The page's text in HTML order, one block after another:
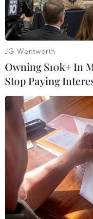
Sản xuất ôtô tại nhà
Một kỷ nguyên dài
cho phép nhiều
tiêu quá mức, làm
JG Wentworth
Owning $10k+ In
Stop Paying